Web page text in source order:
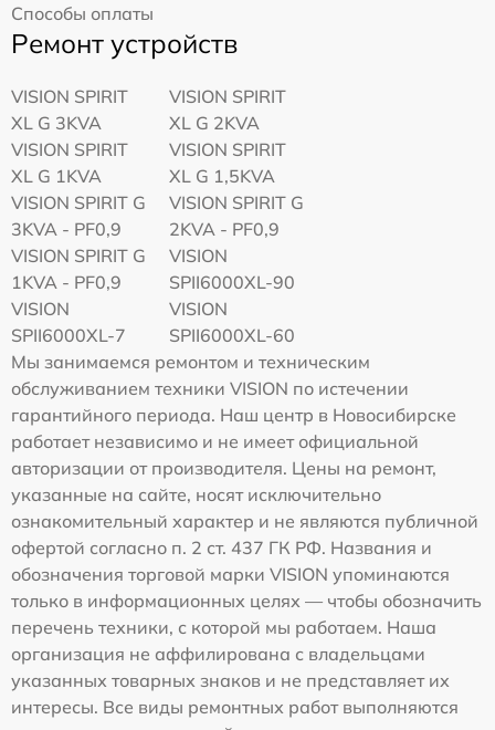
Способы оплаты
Ремонт устройств
VISION SPIRIT
XL G 3KVA
VISION SPIRIT
XL G 2KVA
VISION SPIRIT
XL G 1KVA
VISION SPIRIT
XL G 1,5KVA
VISION SPIRIT G
3KVA - PF0,9
VISION SPIRIT G
2KVA - PF0,9
VISION SPIRIT G
1KVA - PF0,9
VISION
SPII6000XL-90
VISION
SPII6000XL-7
VISION
SPII6000XL-60
Мы занимаемся ремонтом и техническим
обслуживанием техники VISION по истечении
гарантийного периода. Наш центр в Новосибирске
работает независимо и не имеет официальной
авторизации от производителя. Цены на ремонт,
указанные на сайте, носят исключительно
ознакомительный характер и не являются публичной
офертой согласно п. 2 ст. 437 ГК РФ. Названия и
обозначения торговой марки VISION упоминаются
только в информационных целях — чтобы обозначить
перечень техники, с которой мы работаем. Наша
организация не аффилирована с владельцами
указанных товарных знаков и не представляет их
интересы. Все виды ремонтных работ выполняются